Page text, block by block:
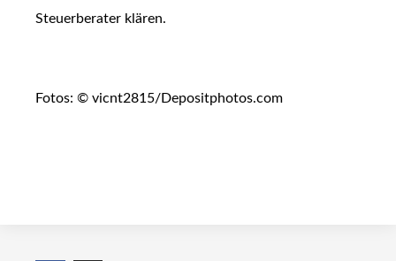
Steuerberater klären.
Fotos: © vicnt2815/Depositphotos.com